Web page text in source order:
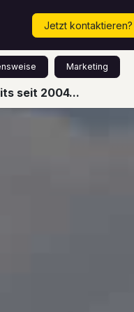
Termin vereinbaren!
Jetzt kontaktieren?
Marketing
seit 2004...